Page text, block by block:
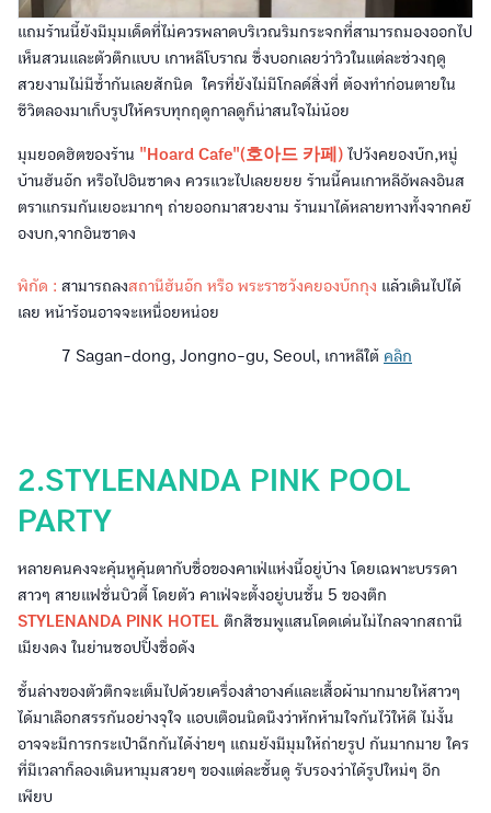
แถมร้านนี้ยังมีมุมเด็ดที่ไม่ควรพลาดบริเวณริมกระจกที่สามารถมองออกไป
เห็นสวนและตัวตึกแบบ เกาหลีโบราณ ซึ่งบอกเลยว่าวิวในแต่ละช่วงฤดู
สวยงามไม่มีซ้ำกันเลยสักนิด ใครที่ยังไม่มีโกลด์สิ่งที่ ต้องทำก่อนตายใน
ชีวิตลองมาเก็บรูปให้ครบทุกฤดูกาลดูก็น่าสนใจไม่น้อย
มุมยอดฮิตของร้าน "Hoard Cafe"(호아드 카페) ไปวังคยองบ๊ก,หมู่
บ้านฮันอ๊ก หรือไปอินซาดง ควรแวะไปเลยยยย ร้านนี้คนเกาหลีอัพลงอินส
ตราแกรมกันเยอะมากๆ ถ่ายออกมาสวยงาม ร้านมาได้หลายทางทั้งจากคย๊
องบก,จากอินซาดง
พิกัด : สามารถลงสถานีฮันอ๊ก หรือ พระราชวังคยองบ๊กกุง แล้วเดินไปได้
เลย หน้าร้อนอาจจะเหนื่อยหน่อย
7 Sagan-dong, Jongno-gu, Seoul, เกาหลีใต้ คลิก
2.STYLENANDA PINK POOL
PARTY
หลายคนคงจะคุ้นหูคุ้นตากับชื่อของคาเฟ่แห่งนี้อยู่บ้าง โดยเฉพาะบรรดา
สาวๆ สายแฟชั่นบิวตี้ โดยตัว คาเฟ่จะตั้งอยู่บนชั้น 5 ของตึก
STYLENANDA PINK HOTEL ตึกสีชมพูแสนโดดเด่นไม่ไกลจากสถานี
เมียงดง ในย่านชอปปิ้งชื่อดัง
ชั้นล่างของตัวตึกจะเต็มไปด้วยเครื่องสำอางค์และเสื้อผ้ามากมายให้สาวๆ
ได้มาเลือกสรรกันอย่างจุใจ แอบเตือนนิดนึงว่าหักห้ามใจกันไว้ให้ดี ไม่งั้น
อาจจะมีการกระเป๋าฉีกกันได้ง่ายๆ แถมยังมีมุมให้ถ่ายรูป กันมากมาย ใคร
ที่มีเวลาก็ลองเดินหามุมสวยๆ ของแต่ละชั้นดู รับรองว่าได้รูปใหม่ๆ อีก
เพียบ